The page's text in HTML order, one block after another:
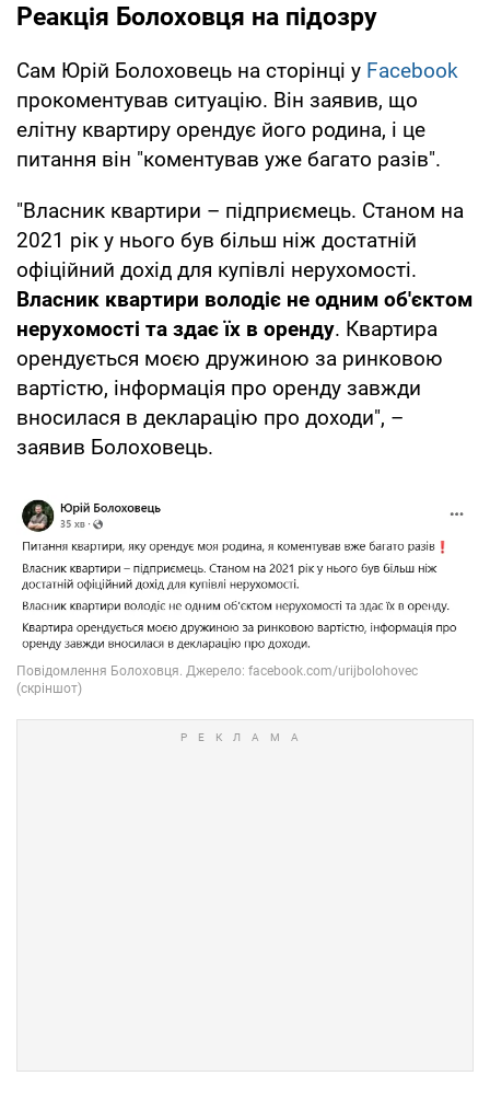
Реакція Болоховця на підозру
Сам Юрій Болоховець на сторінці у Facebook
прокоментував ситуацію. Він заявив, що
елітну квартиру орендує його родина, і це
питання він "коментував уже багато разів".
"Власник квартири – підприємець. Станом на
2021 рік у нього був більш ніж достатній
офіційний дохід для купівлі нерухомості.
Власник квартири володіє не одним об'єктом
нерухомості та здає їх в оренду. Квартира
орендується моєю дружиною за ринковою
вартістю, інформація про оренду завжди
вносилася в декларацію про доходи", –
заявив Болоховець.